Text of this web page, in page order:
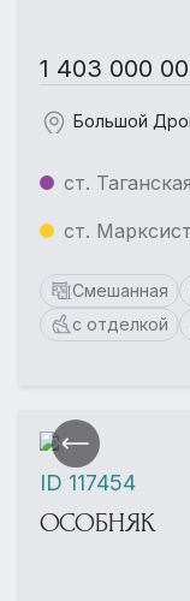
1 403 000
Большой
ст. Таганская
ст.
Смешанная
с отделкой
ОСОБНЯК
ID 117454